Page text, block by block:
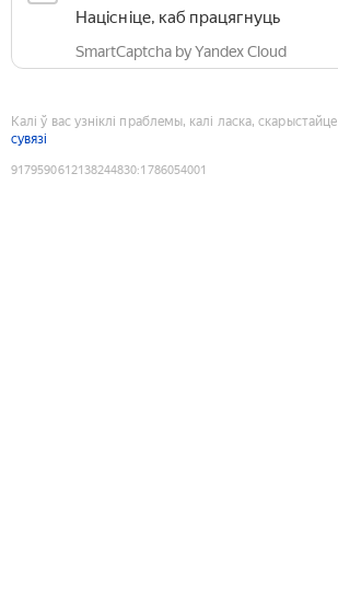
Націсніце, каб працягнуць
SmartCaptcha by Yandex Cloud
Калі ў вас узніклі праблемы, калі ласка, скарыстайце
сувязі
9179590612138244830:1786054001